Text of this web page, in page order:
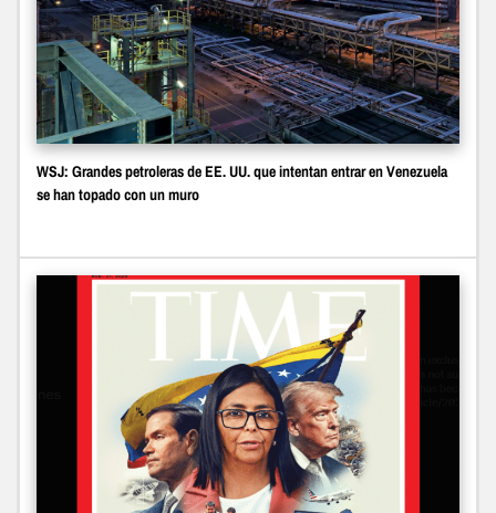
WSJ: Grandes petroleras de EE. UU. que intentan entrar en Venezuela
se han topado con un muro